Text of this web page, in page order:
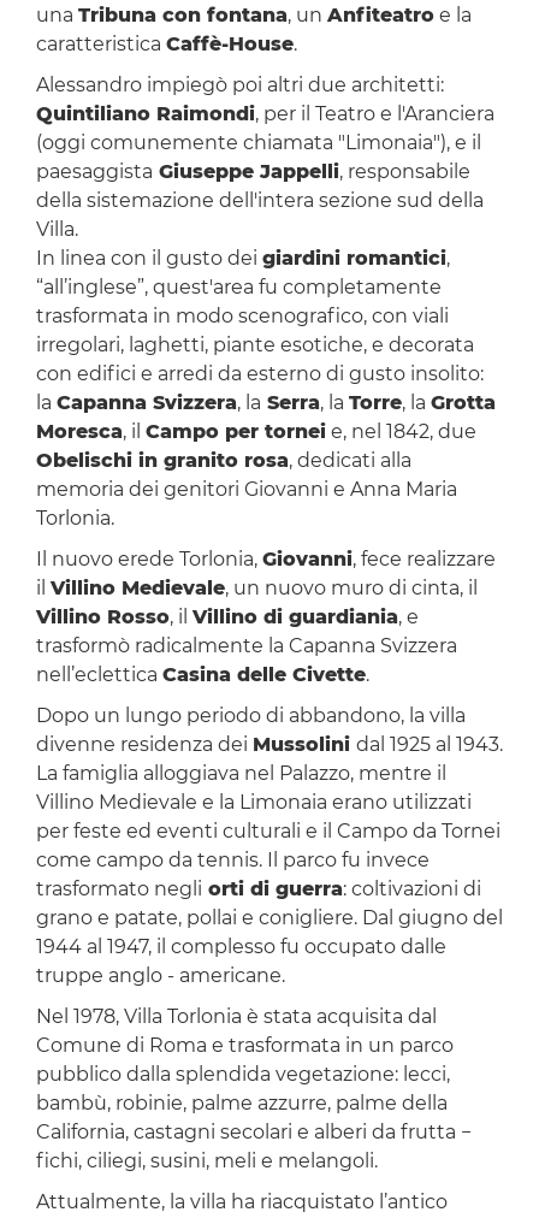
una Tribuna con fontana, un Anfiteatroe la
caratteristica Caffè-House.
Alessandro impiegò poi altri due architetti:
Quintiliano Raimondi, per il Teatro e l'Aranciera
(oggi comunemente chiamata "Limonaia"), e il
paesaggista Giuseppe Jappelli, responsabile
della sistemazione dell'intera sezione sud della
Villa.
In linea con il gusto dei giardini romantici,
“all’inglese”, quest'area fu completamente
trasformata in modo scenografico, con viali
irregolari, laghetti, piante esotiche, e decorata
con edifici e arredi da esterno di gusto insolito:
la Capanna Svizzera, la Serra, la Torre, la Grotta
Moresca, il Campo per torneie, nel 1842, due
Obelischi in granito rosa, dedicati alla
memoria dei genitori Giovanni e Anna Maria
Torlonia.
Il nuovo erede Torlonia, Giovanni, fece realizzare
il Villino Medievale, un nuovo muro di cinta, il
Villino Rosso, il Villino di guardiania, e
trasformò radicalmente la Capanna Svizzera
nell’eclettica Casina delle Civette.
Dopo un lungo periodo di abbandono, la villa
divenne residenza dei Mussolini dal 1925 al 1943.
La famiglia alloggiava nel Palazzo, mentre il
Villino Medievale e la Limonaia erano utilizzati
per feste ed eventi culturali e il Campo da Tornei
come campo da tennis. Il parco fu invece
trasformato negli orti di guerra: coltivazioni di
grano e patate, pollai e conigliere. Dal giugno del
1944 al 1947, il complesso fu occupato dalle
truppe anglo - americane.
Nel 1978, Villa Torlonia è stata acquisita dal
Comune di Roma e trasformata in un parco
pubblico dalla splendida vegetazione: lecci,
bambù, robinie, palme azzurre, palme della
California, castagni secolari e alberi da frutta −
fichi, ciliegi, susini, meli e melangoli.
Attualmente, la villa ha riacquistato l’antico